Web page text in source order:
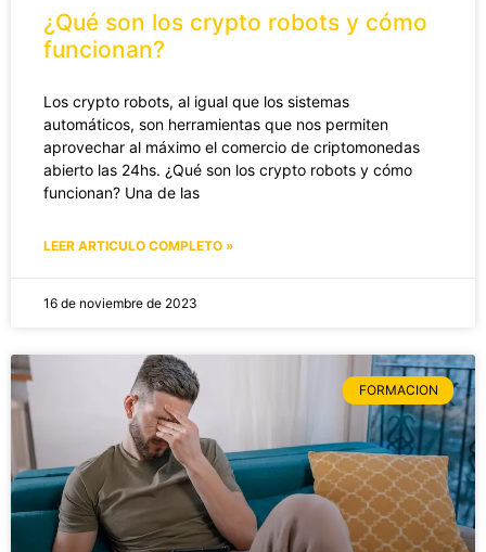
¿Qué son los crypto robots y cómo
funcionan?
Los crypto robots, al igual que los sistemas
automáticos, son herramientas que nos permiten
aprovechar al máximo el comercio de criptomonedas
abierto las 24hs. ¿Qué son los crypto robots y cómo
funcionan? Una de las
LEER ARTICULO COMPLETO »
16 de noviembre de 2023
FORMACION